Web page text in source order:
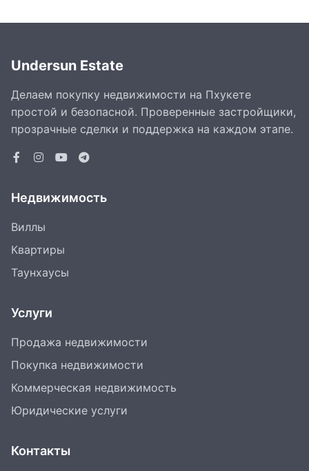
Undersun Estate
Делаем покупку недвижимости на Пхукете
простой и безопасной. Проверенные застройщики,
прозрачные сделки и поддержка на каждом этапе.
Недвижимость
Виллы
Квартиры
Таунхаусы
Услуги
Продажа недвижимости
Покупка недвижимости
Коммерческая недвижимость
Юридические услуги
Контакты